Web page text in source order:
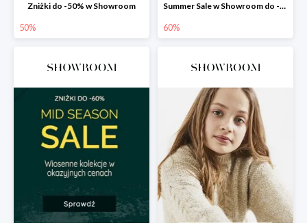
Zniżki do -50% w Showroom
50%
Summer Sale w Showroom do -60%
60%